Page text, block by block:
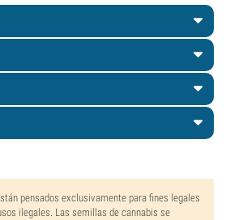
pensados exclusivamente para fines legales
ilegales. Las semillas de cannabis se